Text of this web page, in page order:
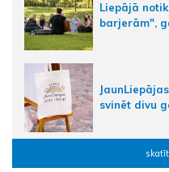
Liepājā
barjerām",
svinēt divu